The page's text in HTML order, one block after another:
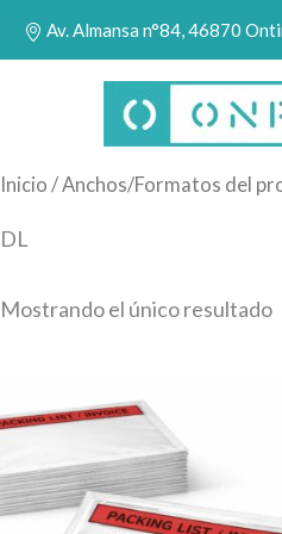
Av. Almansa n°84, 46870
Inicio / Anchos/Formatos del
DL
Mostrando el único resultado
producto
múltiples
variantes.